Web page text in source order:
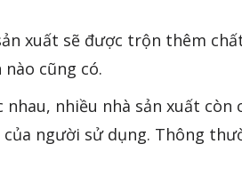
xuất sẽ được trộn thêm
cũng có.
nhiều nhà sản xuất
người sử dụng. Thông